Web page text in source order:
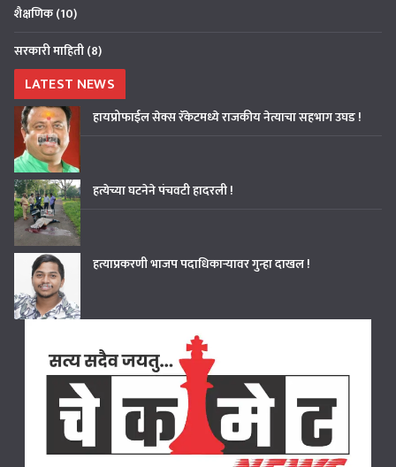
शैक्षणिक(10)
सरकारी माहिती(8)
LATEST NEWS
हायप्रोफाईल सेक्स रॅकेटमध्ये राजकीय नेत्याचा सहभाग उघड !
हत्येच्या घटनेने पंचवटी हादरली !
हत्याप्रकरणी भाजप पदाधिकाऱ्यावर गुन्हा दाखल !